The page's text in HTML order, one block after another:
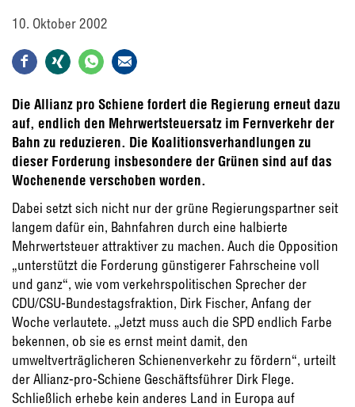
10. Oktober 2002
Die Allianz pro Schiene fordert die Regierung erneut dazu
auf, endlich den Mehrwertsteuersatz im Fernverkehr der
Bahn zu reduzieren. Die Koalitionsverhandlungen zu
dieser Forderung insbesondere der Grünen sind auf das
Wochenende verschoben worden.
Dabei setzt sich nicht nur der grüne Regierungspartner seit
langem dafür ein, Bahnfahren durch eine halbierte
Mehrwertsteuer attraktiver zu machen. Auch die Opposition
„unterstützt die Forderung günstigerer Fahrscheine voll
und ganz“, wie vom verkehrspolitischen Sprecher der
CDU/CSU-Bundestagsfraktion, Dirk Fischer, Anfang der
Woche verlautete. „Jetzt muss auch die SPD endlich Farbe
bekennen, ob sie es ernst meint damit, den
umweltverträglicheren Schienenverkehr zu fördern“, urteilt
der Allianz-pro-Schiene Geschäftsführer Dirk Flege.
Schließlich erhebe kein anderes Land in Europa auf